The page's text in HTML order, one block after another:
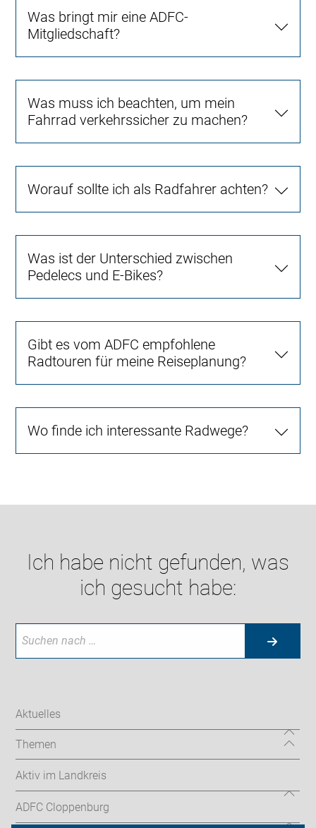
Was bringt mir eine ADFC-
Mitgliedschaft?
Was muss ich beachten, um mein
Fahrrad verkehrssicher zu machen?
Worauf sollte ich als Radfahrer achten?
Was ist der Unterschied zwischen
Pedelecs und E-Bikes?
Gibt es vom ADFC empfohlene
Radtouren für meine Reiseplanung?
Wo finde ich interessante Radwege?
Ich habe nicht gefunden, was
ich gesucht habe:
Aktuelles
Themen
Aktiv im Landkreis
ADFC Cloppenburg